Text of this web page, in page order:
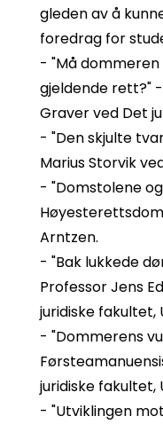
gleden av å
foredrag for
- "Må
gjeldende rett?"
Graver ved Det
- "Den skjulte
Marius Storvik
- "Domstolene
Arntzen.
- "Bak lukkede
Professor Jens
juridiske fakultet,
- "Dommerens
juridiske fakultet,
- "Utviklingen